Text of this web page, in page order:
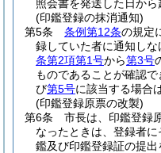
照会書を発送した日から
(印鑑登録の抹消通知)
第5条
条例第12条の規定
録していた者に通知しな
条第2項第1号から第3号
ものであることが確認
び第5号に該当する場合
(印鑑登録原票の改製)
第6条
市長は、印鑑登録
なったときは、登録者
鑑及び印鑑登録証の提